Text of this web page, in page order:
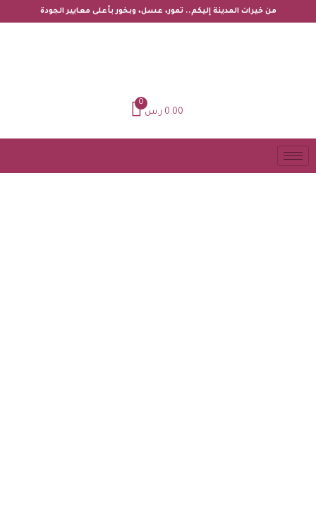
من خيرات المدينة إليكم.. تمور، عسل، وبخور بأعلى معايير الجودة
0.00 ر.س
0